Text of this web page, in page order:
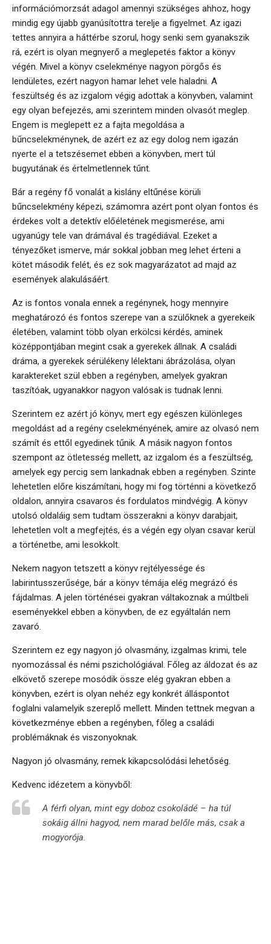
információmorzsát adagol amennyi szükséges ahhoz, hogy
mindig egy újabb gyanúsítottra terelje a figyelmet. Az igazi
tettes annyira a háttérbe szorul, hogy senki sem gyanakszik
rá, ezért is olyan megnyerő a meglepetés faktor a könyv
végén. Mivel a könyv cselekménye nagyon pörgős és
lendületes, ezért nagyon hamar lehet vele haladni. A
feszültség és az izgalom végig adottak a könyvben, valamint
egy olyan befejezés, ami szerintem minden olvasót meglep.
Engem is meglepett ez a fajta megoldása a
bűncselekménynek, de azért ez az egy dolog nem igazán
nyerte el a tetszésemet ebben a könyvben, mert túl
bugyutának és értelmetlennek tűnt.
Bár a regény fő vonalát a kislány eltűnése körüli
bűncselekmény képezi, számomra azért pont olyan fontos és
érdekes volt a detektív előéletének megismerése, ami
ugyanúgy tele van drámával és tragédiával. Ezeket a
tényezőket ismerve, már sokkal jobban meg lehet érteni a
kötet második felét, és ez sok magyarázatot ad majd az
események alakulásáért.
Az is fontos vonala ennek a regénynek, hogy mennyire
meghatározó és fontos szerepe van a szülőknek a gyerekeik
életében, valamint több olyan erkölcsi kérdés, aminek
középpontjában megint csak a gyerekek állnak. A családi
dráma, a gyerekek sérülékeny lélektani ábrázolása, olyan
karaktereket szül ebben a regényben, amelyek gyakran
taszítóak, ugyanakkor nagyon valósak is tudnak lenni.
Szerintem ez azért jó könyv, mert egy egészen különleges
megoldást ad a regény cselekményének, amire az olvasó nem
számít és ettől egyedinek tűnik. A másik nagyon fontos
szempont az ötletesség mellett, az izgalom és a feszültség,
amelyek egy percig sem lankadnak ebben a regényben. Szinte
lehetetlen előre kiszámítani, hogy mi fog történni a következő
oldalon, annyira csavaros és fordulatos mindvégig. A könyv
utolsó oldaláig sem tudtam összerakni a könyv darabjait,
lehetetlen volt a megfejtés, és a végén egy olyan csavar kerül
a történetbe, ami lesokkolt.
Nekem nagyon tetszett a könyv rejtélyessége és
labirintusszerűsége, bár a könyv témája elég megrázó és
fájdalmas. A jelen történései gyakran váltakoznak a múltbeli
eseményekkel ebben a könyvben, de ez egyáltalán nem
zavaró.
Szerintem ez egy nagyon jó olvasmány, izgalmas krimi, tele
nyomozással és némi pszichológiával. Főleg az áldozat és az
elkövető szerepe mosódik össze elég gyakran ebben a
könyvben, ezért is olyan nehéz egy konkrét álláspontot
foglalni valamelyik szereplő mellett. Minden tettnek megvan a
következménye ebben a regényben, főleg a családi
problémáknak és viszonyoknak.
Nagyon jó olvasmány, remek kikapcsolódási lehetőség.
Kedvenc idézetem a könyvből:
A férfi olyan, mint egy doboz csokoládé – ha túl
sokáig állni hagyod, nem marad belőle más, csak a
mogyorója.